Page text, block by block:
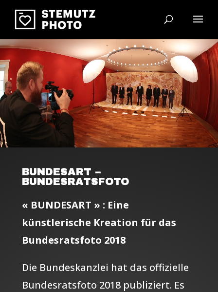
Video-Player
BUNDESART –
BUNDESRATSFOTO
« BUNDESART » : Eine
künstlerische Kreation für das
Bundesratsfoto 2018
Die Bundeskanzlei hat das offizielle
Bundesratsfoto 2018 publiziert. Es